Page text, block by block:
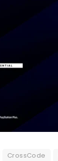
CrossCode